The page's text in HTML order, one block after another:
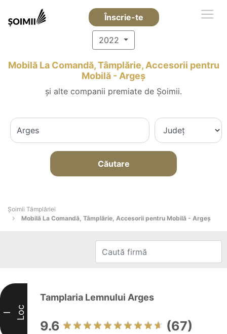
Înscrie-te
2022
Mobilă La Comandă, Tâmplărie, Accesorii pentru
Mobilă - Argeş
și alte companii premiate de Șoimii.
Căutare
Șoimii Tâmplăriei
Mobilă La Comandă, Tâmplărie, Accesorii pentru Mobilă - Argeş
I Loc
Tamplaria Lemnului Arges
9.6 (67)